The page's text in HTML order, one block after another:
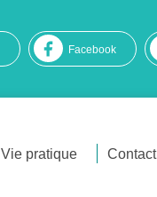
Facebook
Vie pratique Contact